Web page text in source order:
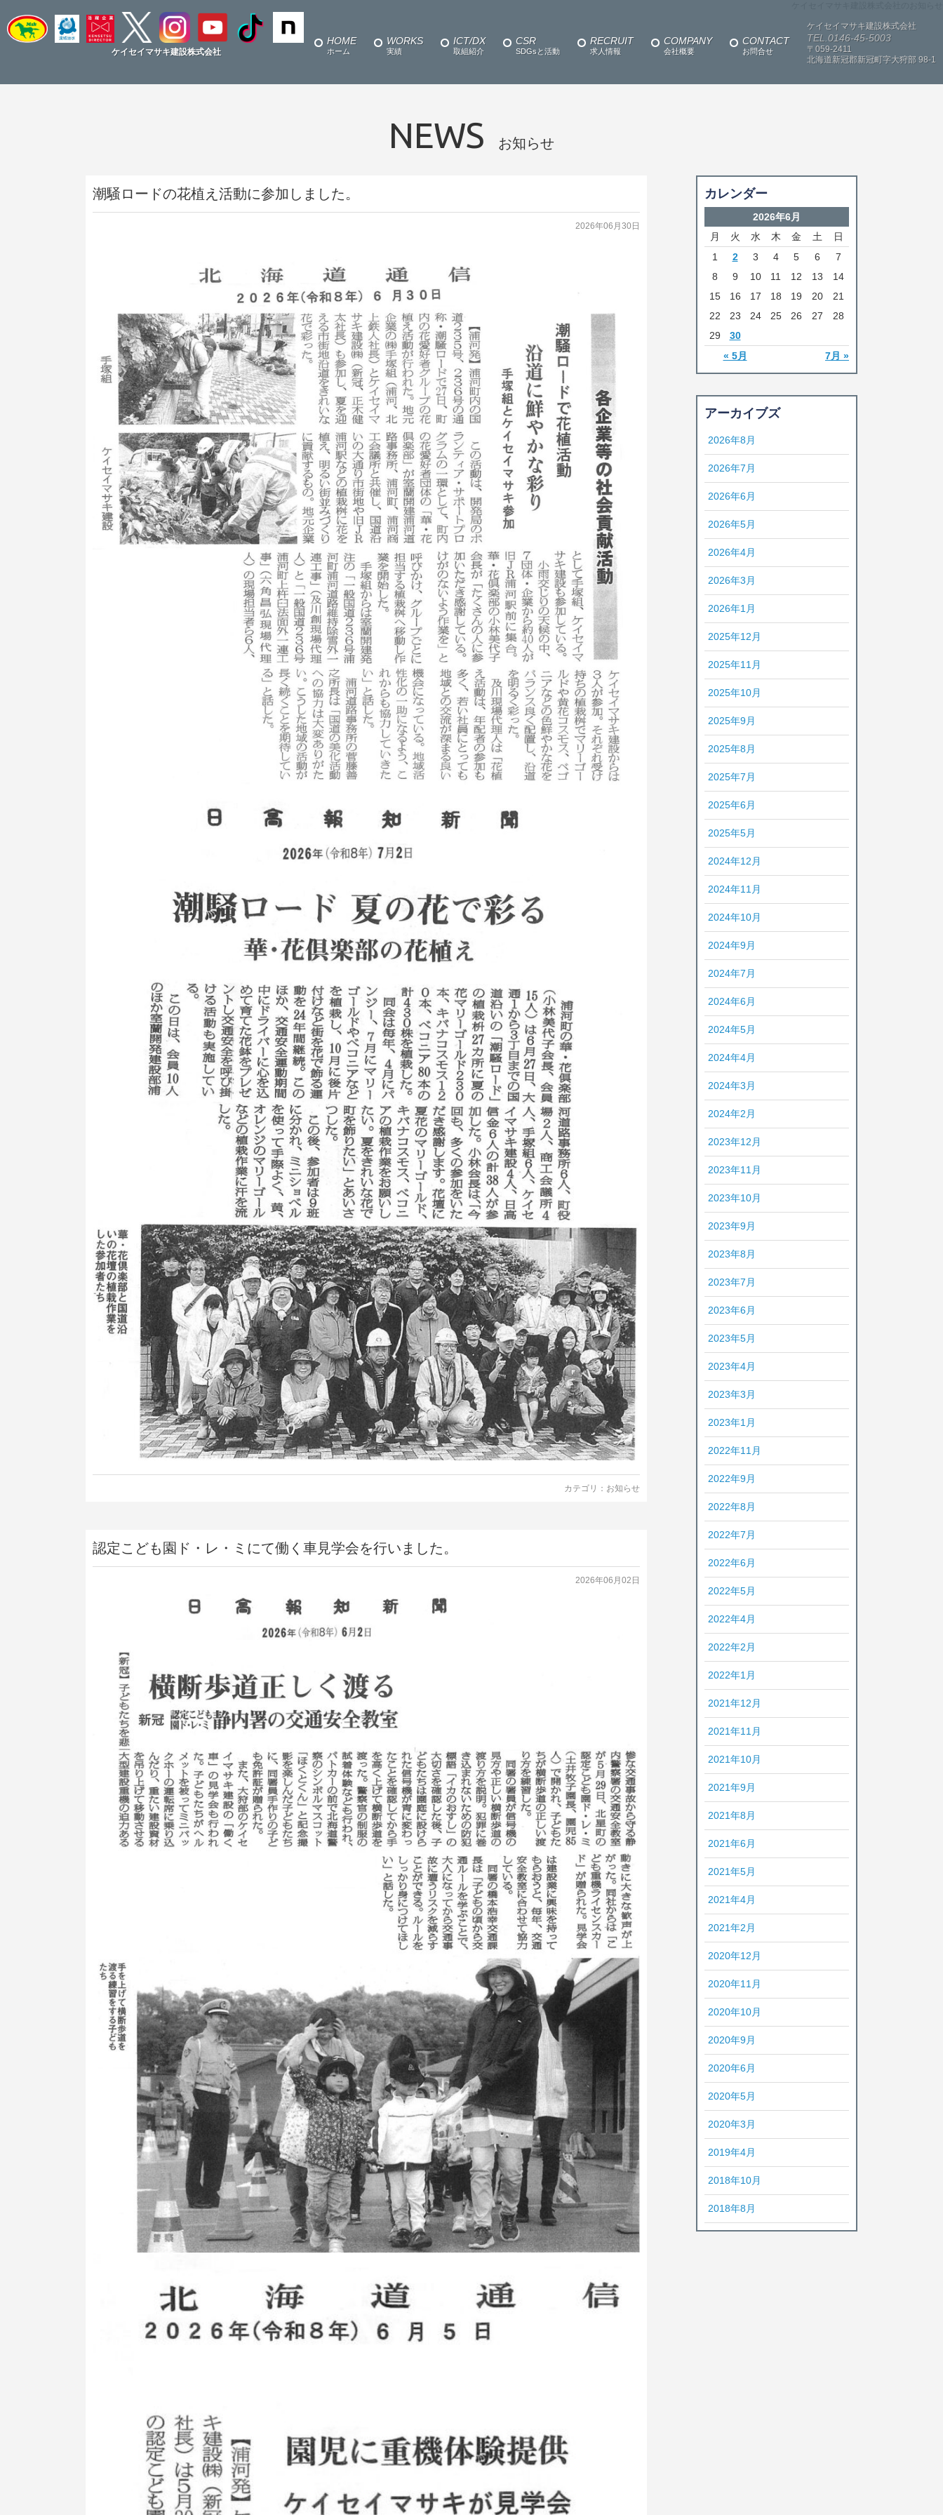
ケイセイマサキ建設株式会社
HOME
ホーム
WORKS
実績
ICT/DX
取組紹介
CSR
SDGsと活動
RECRUIT
求人情報
COMPANY
会社概要
CONTACT
お問合せ
ケイセイマサキ建設株式会社
TEL.0146-45-5003
〒059-2411
北海道新冠郡新冠町字大狩部 98-1
NEWS お知らせ
潮騒ロードの花植え活動に参加しました。
2026年06月30日
カテゴリ： お知らせ
認定こども園ド・レ・ミにて働く車見学会を行いました。
2026年06月02日
カレンダー
2026年6月
月
火 水 木 金 土 日
« 5月 7月 »
1 2 3 4 5 6
7
8
9 10 11 12 13
14
15
16 17 18 19 20
21
22
23 24 25 26 27
28
29
30
アーカイブズ
2026年8月
2026年7月
2026年6月
2026年5月
2026年4月
2026年3月
2026年1月
2025年12月
2025年11月
2025年10月
2025年9月
2025年8月
2025年7月
2025年6月
2025年5月
2024年12月
2024年11月
2024年10月
2024年9月
2024年7月
2024年6月
2024年5月
2024年4月
2024年3月
2024年2月
2023年12月
2023年11月
2023年10月
2023年9月
2023年8月
2023年7月
2023年6月
2023年5月
2023年4月
2023年3月
2023年1月
2022年11月
2022年9月
2022年8月
2022年7月
2022年6月
2022年5月
2022年4月
2022年2月
2022年1月
2021年12月
2021年11月
2021年10月
2021年9月
2021年8月
2021年6月
2021年5月
2021年4月
2021年2月
2020年12月
2020年11月
2020年10月
2020年9月
2020年6月
2020年5月
2020年3月
2019年4月
2018年10月
2018年8月